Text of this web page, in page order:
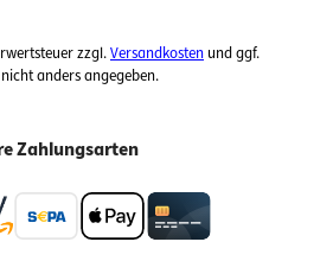
zzgl.Versandkosten und ggf.
anders angegeben.
Zahlungsarten